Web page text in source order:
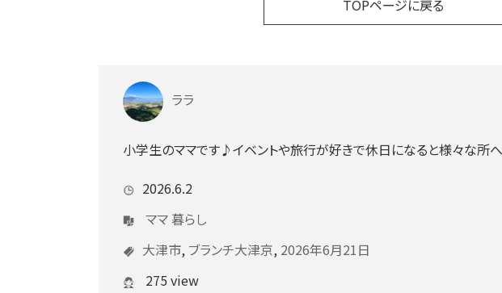
TOPページに戻る
ララ
小学生のママです♪イベントや旅行が好きで休日になると様々な所
2026.6.2
ママ暮らし
大津市, ブランチ大津京, 2026年6月21日
275 view